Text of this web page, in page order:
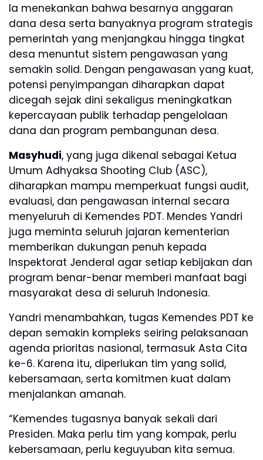
Ia menekankan bahwa besarnya anggaran
dana desa serta banyaknya program strategis
pemerintah yang menjangkau hingga tingkat
desa menuntut sistem pengawasan yang
semakin solid. Dengan pengawasan yang kuat,
potensi penyimpangan diharapkan dapat
dicegah sejak dini sekaligus meningkatkan
kepercayaan publik terhadap pengelolaan
dana dan program pembangunan desa.
Masyhudi, yang juga dikenal sebagai Ketua
Umum Adhyaksa Shooting Club (ASC),
diharapkan mampu memperkuat fungsi audit,
evaluasi, dan pengawasan internal secara
menyeluruh di Kemendes PDT. Mendes Yandri
juga meminta seluruh jajaran kementerian
memberikan dukungan penuh kepada
Inspektorat Jenderal agar setiap kebijakan dan
program benar-benar memberi manfaat bagi
masyarakat desa di seluruh Indonesia.
Yandri menambahkan, tugas Kemendes PDT ke
depan semakin kompleks seiring pelaksanaan
agenda prioritas nasional, termasuk Asta Cita
ke-6. Karena itu, diperlukan tim yang solid,
kebersamaan, serta komitmen kuat dalam
menjalankan amanah.
“Kemendes tugasnya banyak sekali dari
Presiden. Maka perlu tim yang kompak, perlu
kebersamaan, perlu keguyuban kita semua.